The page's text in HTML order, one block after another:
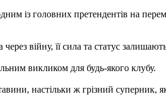
із головних претендентів на
війну, її сила та статус
викликом для будь-якого клубу.
настільки ж грізний суперник,